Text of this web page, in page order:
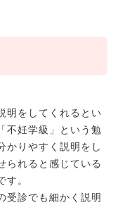
明をしてくれるとい
不妊学級」という勉
かりやすく説明をし
られると感じている
。
受診でも細かく説明